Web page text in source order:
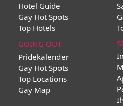
Hotel Guide
Gay Hot Spots
Top Hotels
GOING OUT
Pridekalender
Gay Hot Spots
Top Locations
Gay Map